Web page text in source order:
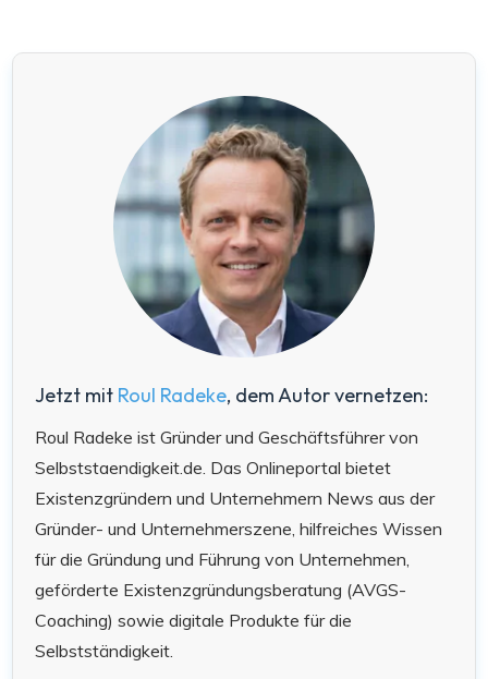
Jetzt mit Roul Radeke, dem Autor vernetzen:
Roul Radeke ist Gründer und Geschäftsführer von
Selbststaendigkeit.de. Das Onlineportal bietet
Existenzgründern und Unternehmern News aus der
Gründer- und Unternehmerszene, hilfreiches Wissen
für die Gründung und Führung von Unternehmen,
geförderte Existenzgründungsberatung (AVGS-
Coaching) sowie digitale Produkte für die
Selbstständigkeit.